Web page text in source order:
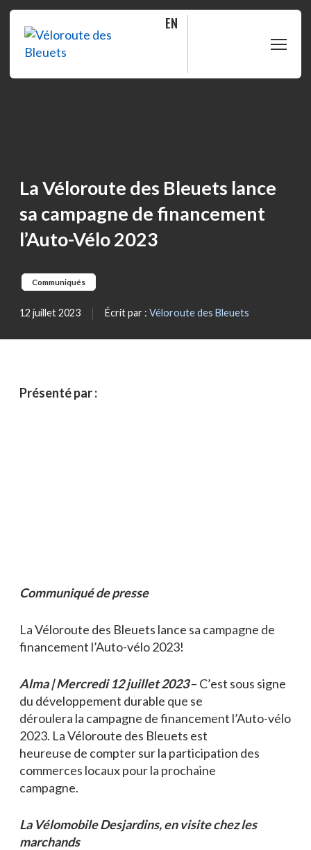
EN
BOUTIQUE
À PROPOS
Blogue
Nous joindre
La Véloroute des Bleuets lance
sa campagne de financement
l’Auto-Vélo 2023
Communiqués
12 juillet 2023 Écrit par : Véloroute des Bleuets
Présenté par :
Communiqué de presse
La Véloroute des Bleuets lance sa campagne de
financement l’Auto-vélo 2023!
Alma | Mercredi 12 juillet 2023– C’est sous signe
du développement durable que se
déroulera la campagne de financement l’Auto-vélo
2023. La Véloroute des Bleuets est
heureuse de compter sur la participation des
commerces locaux pour la prochaine
campagne.
La Vélomobile Desjardins, en visite chez les
marchands